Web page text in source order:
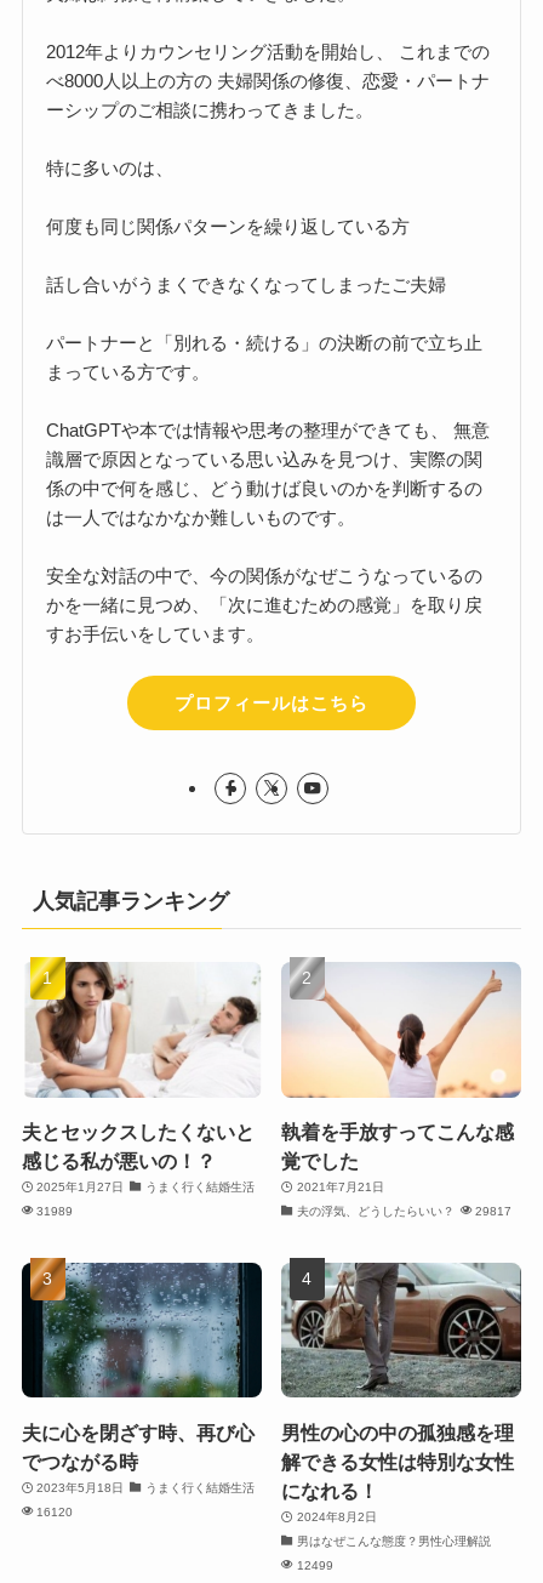
2012年よりカウンセリング活動を開始し、 これまでの
べ8000人以上の方の 夫婦関係の修復、恋愛・パートナ
ーシップのご相談に携わってきました。
特に多いのは、
何度も同じ関係パターンを繰り返している方
話し合いがうまくできなくなってしまったご夫婦
パートナーと「別れる・続ける」の決断の前で立ち止
まっている方です。
ChatGPTや本では情報や思考の整理ができても、 無意
識層で原因となっている思い込みを見つけ、実際の関
係の中で何を感じ、どう動けば良いのかを判断するの
は一人ではなかなか難しいものです。
安全な対話の中で、今の関係がなぜこうなっているの
かを一緒に見つめ、「次に進むための感覚」を取り戻
すお手伝いをしています。
プロフィールはこちら
人気記事ランキング
夫とセックスしたくないと
感じる私が悪いの！？
2025年1月27日
うまく行く結婚生活
31989
執着を手放すってこんな感
覚でした
2021年7月21日
夫の浮気、どうしたらいい？
29817
夫に心を閉ざす時、再び心
でつながる時
2023年5月18日
うまく行く結婚生活
16120
男性の心の中の孤独感を理
解できる女性は特別な女性
になれる！
2024年8月2日
男はなぜこんな態度？男性心理解説
12499